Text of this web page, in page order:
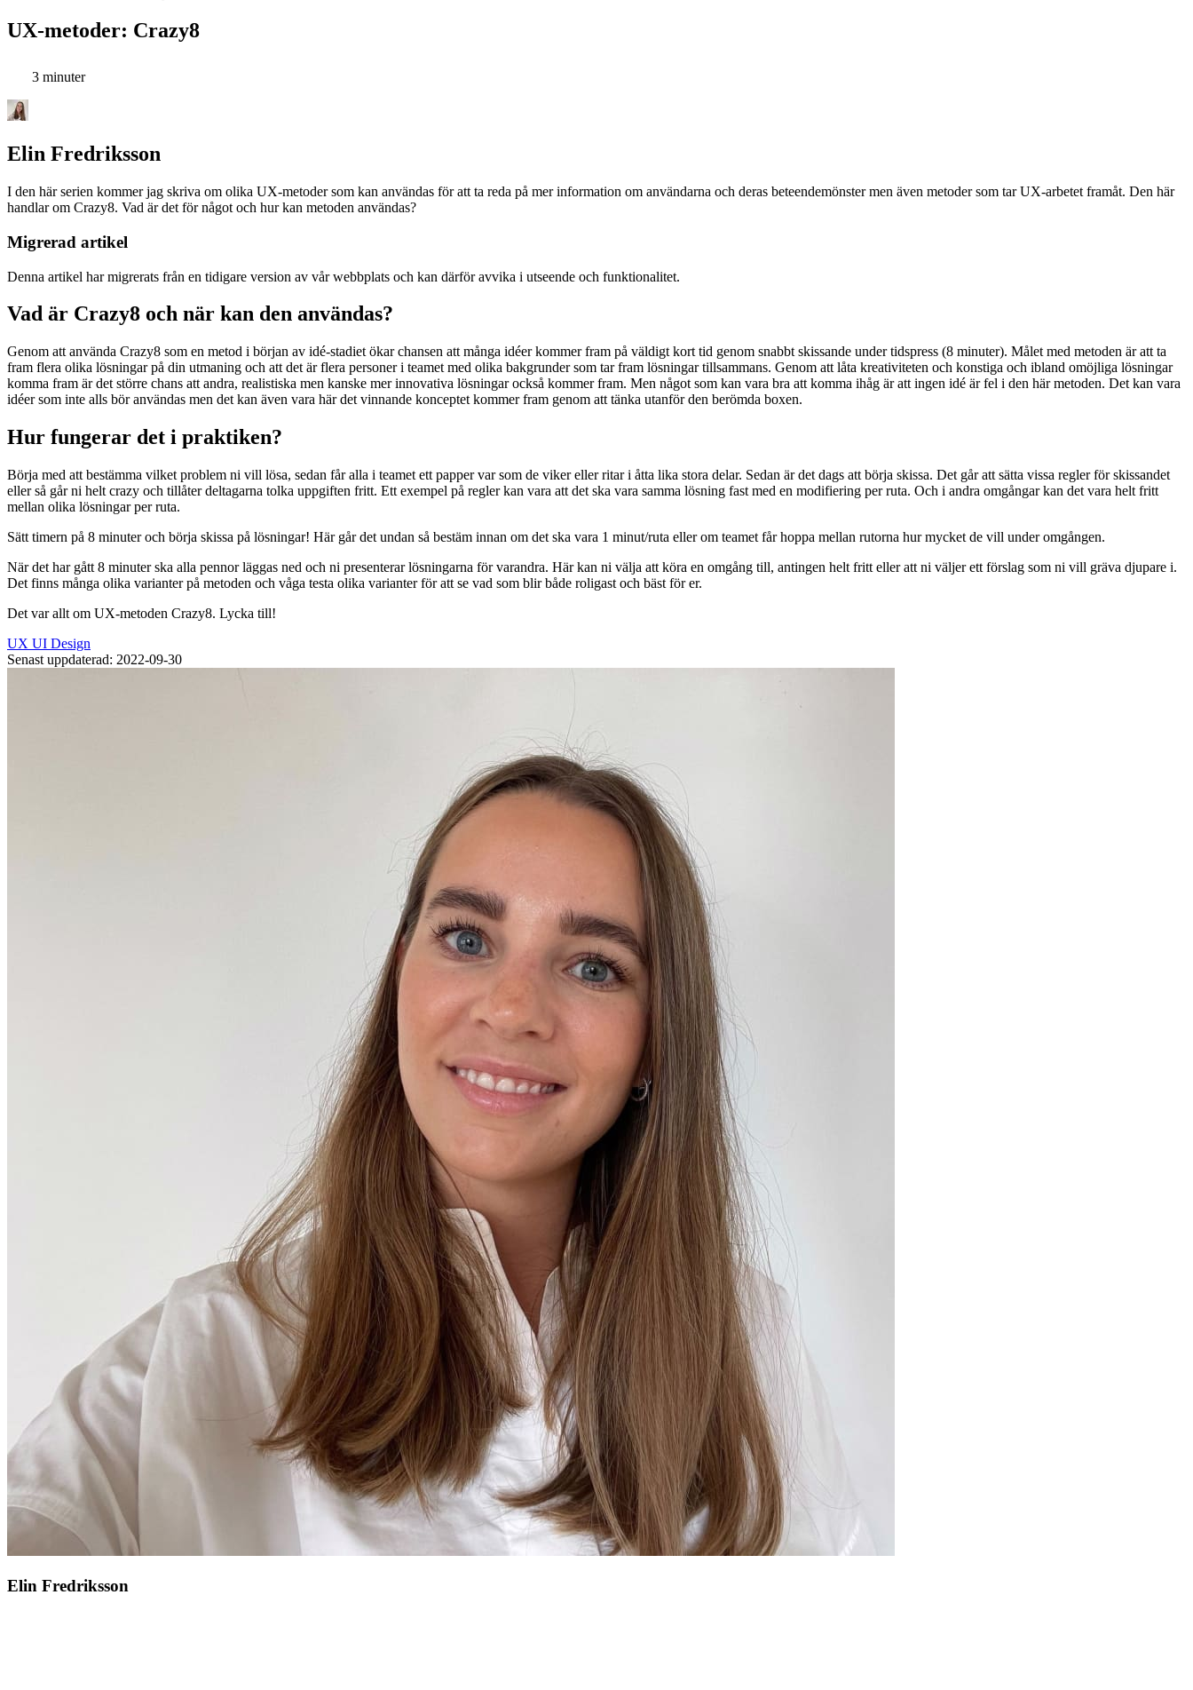
UX-metoder: Crazy8
3 minuter
Elin Fredriksson
I den här serien kommer jag skriva om olika UX-metoder som kan användas för att ta reda på mer information om användarna och deras beteendemönster men även metoder som tar UX-arbetet framåt. Den här
handlar om Crazy8. Vad är det för något och hur kan metoden användas?
Migrerad artikel
Denna artikel har migrerats från en tidigare version av vår webbplats och kan därför avvika i utseende och funktionalitet.
Vad är Crazy8 och när kan den användas?
Genom att använda Crazy8 som en metod i början av idé-stadiet ökar chansen att många idéer kommer fram på väldigt kort tid genom snabbt skissande under tidspress (8 minuter). Målet med metoden är att ta
fram flera olika lösningar på din utmaning och att det är flera personer i teamet med olika bakgrunder som tar fram lösningar tillsammans. Genom att låta kreativiteten och konstiga och ibland omöjliga lösningar
komma fram är det större chans att andra, realistiska men kanske mer innovativa lösningar också kommer fram. Men något som kan vara bra att komma ihåg är att ingen idé är fel i den här metoden. Det kan vara
idéer som inte alls bör användas men det kan även vara här det vinnande konceptet kommer fram genom att tänka utanför den berömda boxen.
Hur fungerar det i praktiken?
Börja med att bestämma vilket problem ni vill lösa, sedan får alla i teamet ett papper var som de viker eller ritar i åtta lika stora delar. Sedan är det dags att börja skissa. Det går att sätta vissa regler för skissandet
eller så går ni helt crazy och tillåter deltagarna tolka uppgiften fritt. Ett exempel på regler kan vara att det ska vara samma lösning fast med en modifiering per ruta. Och i andra omgångar kan det vara helt fritt
mellan olika lösningar per ruta.
Sätt timern på 8 minuter och börja skissa på lösningar! Här går det undan så bestäm innan om det ska vara 1 minut/ruta eller om teamet får hoppa mellan rutorna hur mycket de vill under omgången.
När det har gått 8 minuter ska alla pennor läggas ned och ni presenterar lösningarna för varandra. Här kan ni välja att köra en omgång till, antingen helt fritt eller att ni väljer ett förslag som ni vill gräva djupare i.
Det finns många olika varianter på metoden och våga testa olika varianter för att se vad som blir både roligast och bäst för er.
Det var allt om UX-metoden Crazy8. Lycka till!
UX UI Design
Senast uppdaterad: 2022-09-30
Elin Fredriksson